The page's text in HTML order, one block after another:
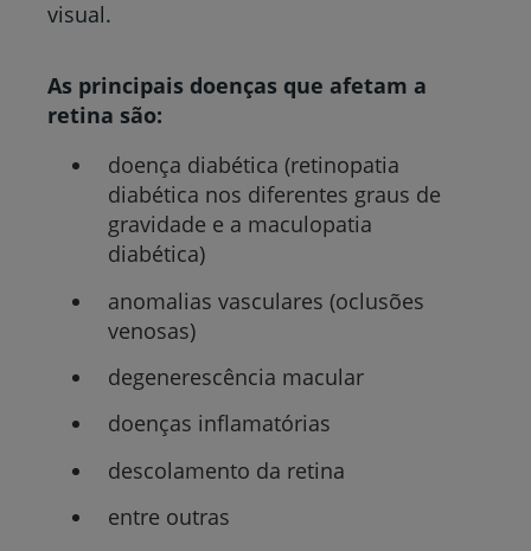
visual.
As principais doenças que afetam a
retina são:
doença diabética (retinopatia
diabética nos diferentes graus de
gravidade e a maculopatia
diabética)
anomalias vasculares (oclusões
venosas)
degenerescência macular
doenças inflamatórias
descolamento da retina
entre outras